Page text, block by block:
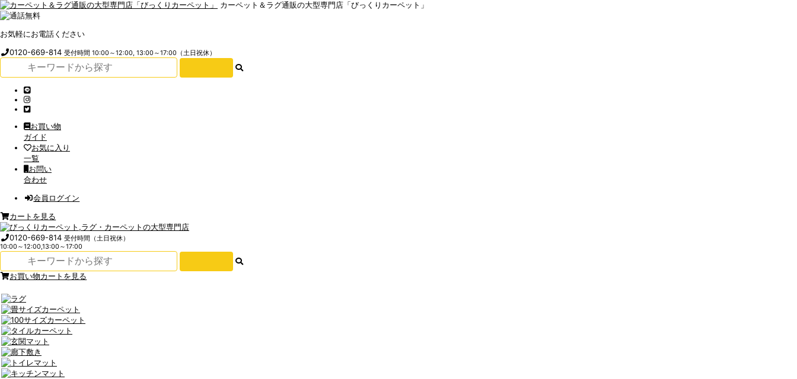
カーペット＆ラグ通販の大型専門店「びっくりカーペット」
お気軽にお電話ください
0120-669-814受付時間 10:00～12:00, 13:00～17:00（土日祝休）
お買い物
ガイド
お気に入り
一覧
お問い
合わせ
会員ログイン
カートを見る
0120-669-814受付時間（土日祝休）
10:00～12:00,13:00～17:00
お買い物カートを見る